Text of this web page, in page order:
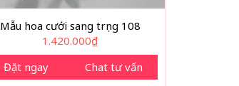
Mẫu hoa cưới sang trọng 108
1.420.000₫
Đặt ngay
Chat tư vấn